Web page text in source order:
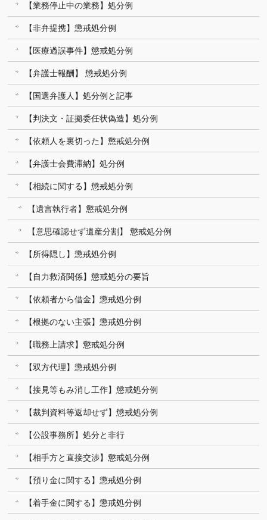
【業務停止中の業務】処分例
【非弁提携】懲戒処分例
【医療過誤事件】懲戒処分例
【弁護士報酬】 懲戒処分例
【国選弁護人】処分例と記事
【判決文・証拠委任状偽造】処分例
【依頼人を裏切った】懲戒処分例
【弁護士会費滞納】処分例
【相続に関する】懲戒処分例
【遺言執行者】懲戒処分例
【意思確認せず遺産分割】 懲戒処分例
【所得隠し】懲戒処分例
【自力救済関係】懲戒処分の要旨
【依頼者から借金】懲戒処分例
【根拠のない主張】懲戒処分例
【職務上請求】懲戒処分例
【双方代理】懲戒処分例
【接見等もみ消し工作】懲戒処分例
【裁判資料等返却せず】懲戒処分例
【公設事務所】処分と非行
【相手方と直接交渉】懲戒処分例
【預り金に関する】懲戒処分例
【着手金に関する】懲戒処分例